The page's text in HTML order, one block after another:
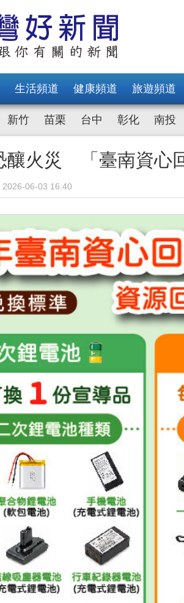
生活頻道 健康頻道 旅遊頻道
新竹 苗栗 台中 彰化 南投
釀火災 「臺南資心
2026-06-03 16:40